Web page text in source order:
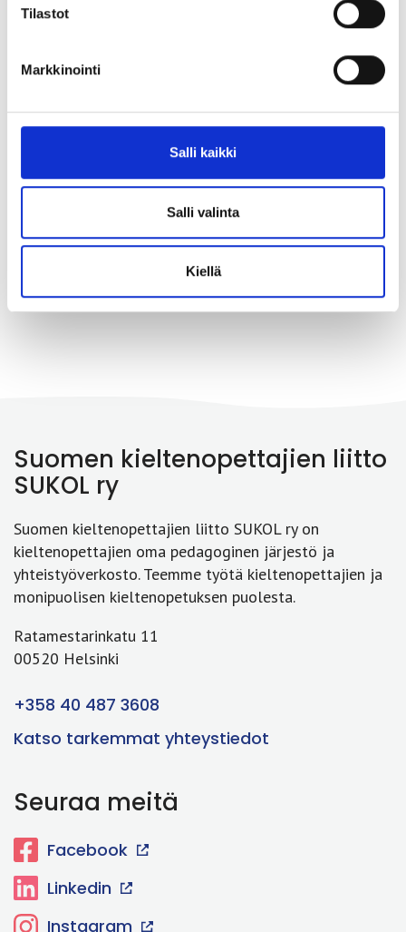
Tilastot
Markkinointi
Salli kaikki
Salli valinta
Kiellä
julkaistu
Oikeusasiamiehelle toisen
kotimaisen opiskelusta
vapauttamisesta
Kannanotot ja lausunnot 24.11.2022
Suomen kieltenopettajien liitto
SUKOL ry
Suomen kieltenopettajien liitto SUKOL ry on
kieltenopettajien oma pedagoginen järjestö ja
yhteistyöverkosto. Teemme työtä kieltenopettajien ja
monipuolisen kieltenopetuksen puolesta.
Ratamestarinkatu 11
00520 Helsinki
+358 40 487 3608
Katso tarkemmat yhteystiedot
Seuraa meitä
Facebook
Linkedin
Instagram